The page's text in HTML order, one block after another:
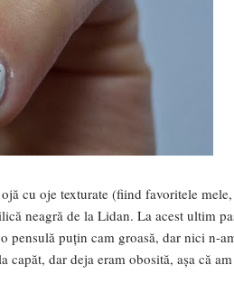
cu oje texturate (fiind favoritele
neagră de la Lidan. La acest ultim
pensulă puțin cam groasă, dar nici n-
dar deja eram obosită, așa că